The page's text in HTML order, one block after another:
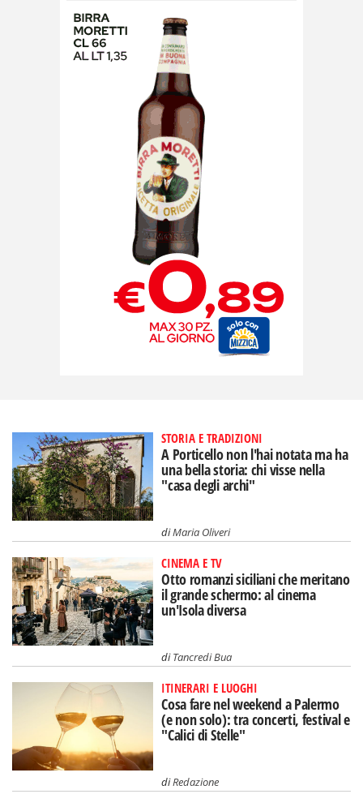
STORIA E TRADIZIONI
A Porticello non l'hai notata ma ha
una bella storia: chi visse nella
"casa degli archi"
diMaria Oliveri
CINEMA E TV
Otto romanzi siciliani che meritano
il grande schermo: al cinema
un'Isola diversa
diTancredi Bua
ITINERARI E LUOGHI
Cosa fare nel weekend a Palermo
(e non solo): tra concerti, festival e
"Calici di Stelle"
diRedazione